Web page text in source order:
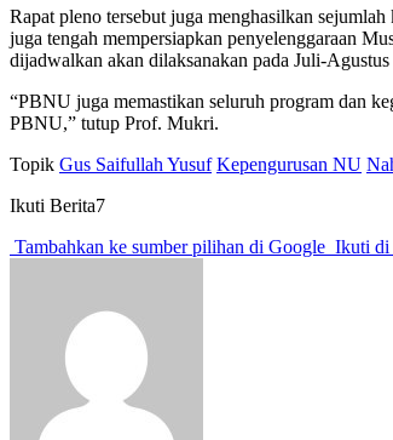
Rapat pleno tersebut juga menghasilkan
juga tengah mempersiapkan penyelenggaraan
dijadwalkan akan dilaksanakan pada Juli-Agustus
“PBNU juga memastikan seluruh program dan
PBNU,” tutup Prof. Mukri.
Topik Gus Saifullah Yusuf Kepengurusan NU
Ikuti Berita7
Tambahkan ke sumber pilihan di Google Ikuti di